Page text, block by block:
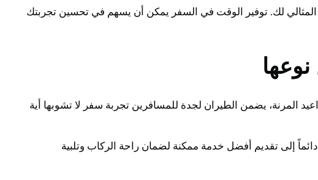
لك. توفير الوقت في السفر يمكن أن يسهم في تحسين تجربتك
المرنة، يضمن الطيران لجدة للمسافرين تجربة سفر لا تشوبها أية
إلى تقديم أفضل خدمة ممكنة لضمان راحة الركاب وتلبية